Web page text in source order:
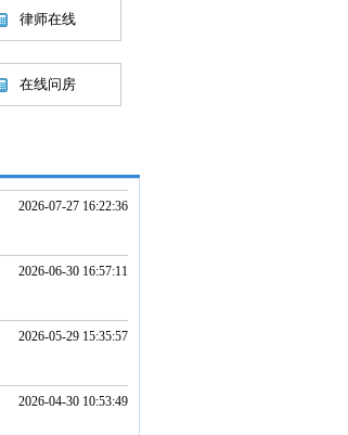
律师在线
在线问房
2026-07-27 16:22:36
2026-06-30 16:57:11
2026-05-29 15:35:57
2026-04-30 10:53:49